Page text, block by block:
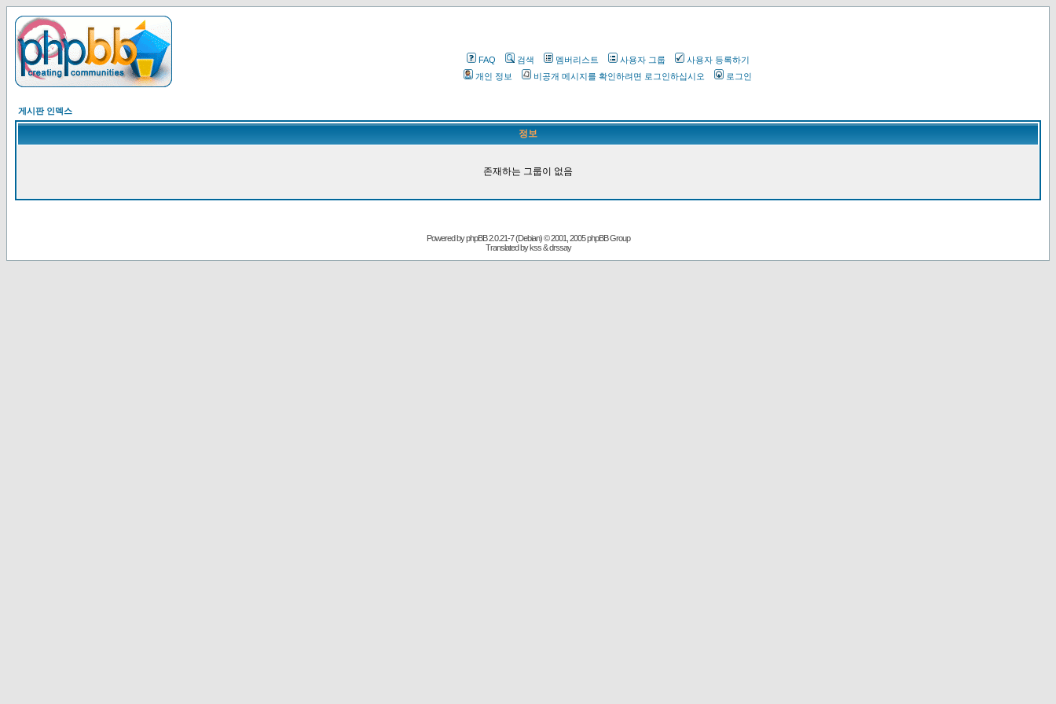
FAQ 검색 멤버리스트 사용자 그룹
사용자 등록하기
개인 정보
비공개 메시지를 확인하려면 로그인하십시오 로그인
게시판 인덱스
정보
존재하는 그룹이 없음
Powered byphpBB2.0.21-7 (Debian) © 2001, 2005 phpBB Group
Translated by kss & drssay